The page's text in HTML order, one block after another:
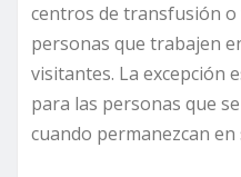
centros de transfusión
personas que trabajen
visitantes. La excepción
para las personas que
cuando permanezcan